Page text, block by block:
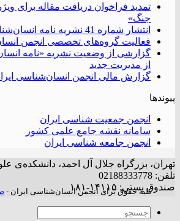
تمدید فراخوان دریافت مقاله برای
جنگ»
انتشار شماره 41 نشریه نامه انسان‌شناسی
فعالیت گروه‌های تخصصی انجمن
گزارشی از وضعیت نشریه «نامه
از مدیریت جدید
گزارش مالی انجمن انسان‌شناسی ایران در
پیوندها
انجمن جمعیت شناسی ایران
سامانه نقشه جامع علمی کشور
انجمن جامعه شناسی ایران
تهران، بزرگراه جلال آل احمد، دانشکده‌ی
تلفن: 02188333778
صندوق پستی: ۱۴۱۱۵-۱۸۱
کلیه حقوق برای انجمن انسان‌شناسی ایران -